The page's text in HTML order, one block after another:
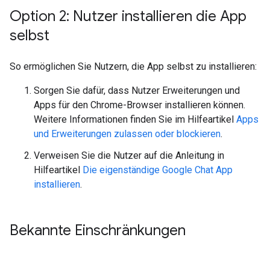
Option 2: Nutzer installieren die App
selbst
So ermöglichen Sie Nutzern, die App selbst zu installieren:
Sorgen Sie dafür, dass Nutzer Erweiterungen und
Apps für den Chrome-Browser installieren können.
Weitere Informationen finden Sie im Hilfeartikel Apps
und Erweiterungen zulassen oder blockieren.
Verweisen Sie die Nutzer auf die Anleitung in
Hilfeartikel Die eigenständige Google Chat App
installieren.
Bekannte Einschränkungen